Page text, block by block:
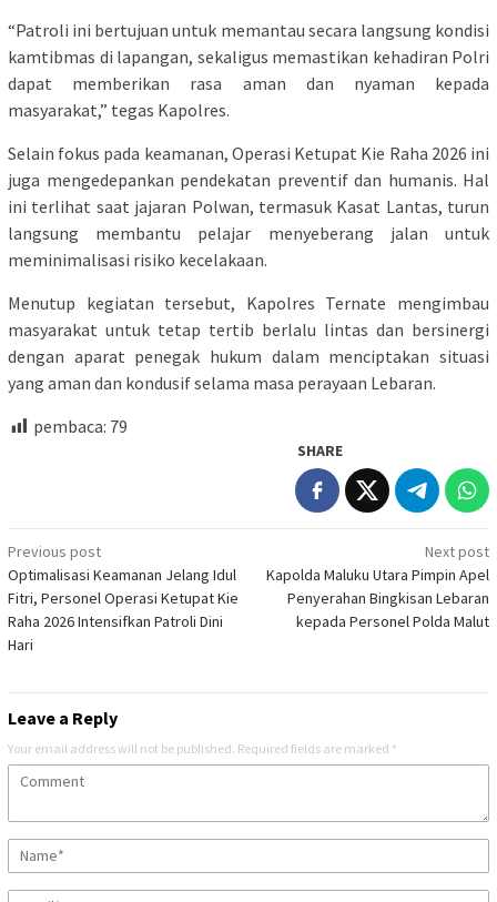
​“Patroli ini bertujuan untuk memantau secara langsung kondisi
kamtibmas di lapangan, sekaligus memastikan kehadiran Polri
dapat memberikan rasa aman dan nyaman kepada
masyarakat,” tegas Kapolres.
​Selain fokus pada keamanan, Operasi Ketupat Kie Raha 2026 ini
juga mengedepankan pendekatan preventif dan humanis. Hal
ini terlihat saat jajaran Polwan, termasuk Kasat Lantas, turun
langsung membantu pelajar menyeberang jalan untuk
meminimalisasi risiko kecelakaan.
​Menutup kegiatan tersebut, Kapolres Ternate mengimbau
masyarakat untuk tetap tertib berlalu lintas dan bersinergi
dengan aparat penegak hukum dalam menciptakan situasi
yang aman dan kondusif selama masa perayaan Lebaran.
pembaca: 79
SHARE
Post
navigation
Previous post
Optimalisasi Keamanan Jelang Idul
Fitri, Personel Operasi Ketupat Kie
Raha 2026 Intensifkan Patroli Dini
Hari
Next post
Kapolda Maluku Utara Pimpin Apel
Penyerahan Bingkisan Lebaran
kepada Personel Polda Malut
Leave a Reply
Your email address will not be published. Required fields are marked *